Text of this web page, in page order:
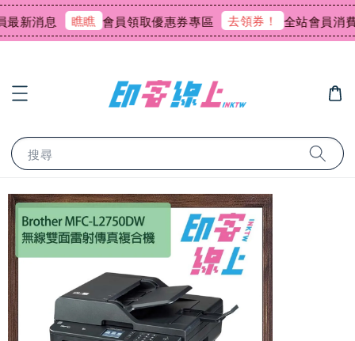
消息 瞧瞧 會員領取優惠券專區 去領券！ 全站會員消費回
搜尋